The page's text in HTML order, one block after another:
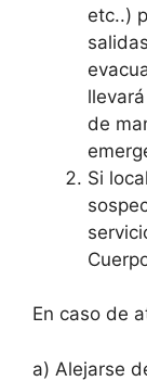
etc..)
de
Si
En caso de
a) Alejarse